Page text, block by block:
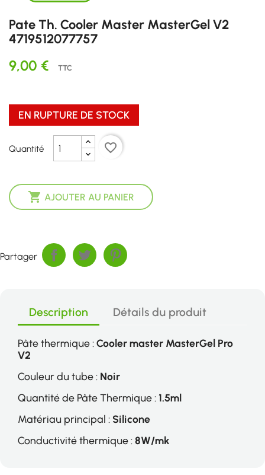
Pate Th. Cooler Master MasterGel V2
4719512077757
9,00 € TTC
EN RUPTURE DE STOCK
Quantité
 AJOUTER AU PANIER
favorite_border
Partager
Description Détails du produit
Pâte thermique :Cooler master MasterGel Pro
V2
Couleur du tube : Noir
Quantité de Pâte Thermique :1.5ml
Matériau principal : Silicone
Conductivité thermique :8W/mk